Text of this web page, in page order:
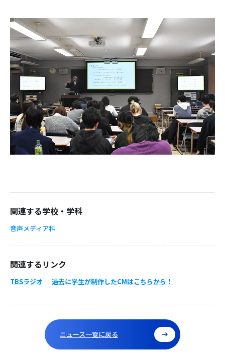
関連する学校・学科
音声メディア科
関連するリンク
TBSラジオ 過去に学生が制作したCMはこちらから！
ニュース一覧に戻る